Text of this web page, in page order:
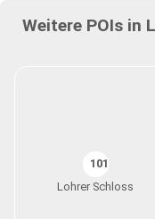
Weitere POIs in
101
Lohrer Schloss